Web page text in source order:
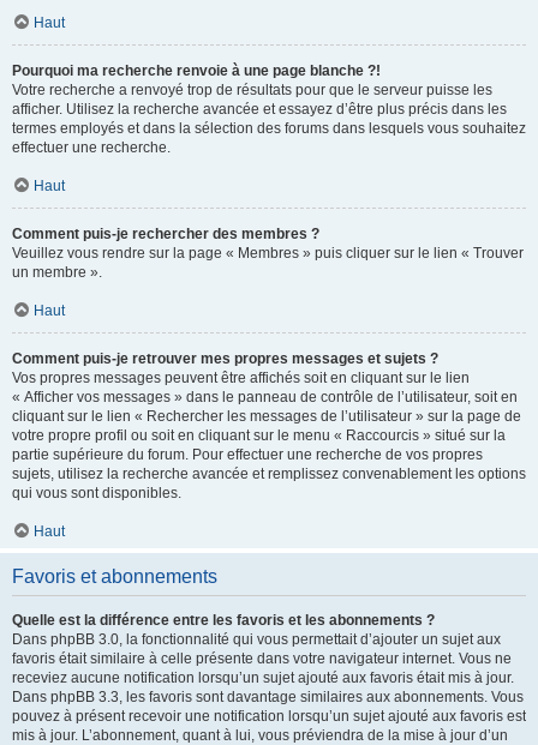
Haut
Pourquoi ma recherche renvoie à une page blanche ?!
Votre recherche a renvoyé trop de résultats pour que le serveur puisse les
afficher. Utilisez la recherche avancée et essayez d’être plus précis dans les
termes employés et dans la sélection des forums dans lesquels vous souhaitez
effectuer une recherche.
Haut
Comment puis-je rechercher des membres ?
Veuillez vous rendre sur la page « Membres » puis cliquer sur le lien « Trouver
un membre ».
Haut
Comment puis-je retrouver mes propres messages et sujets ?
Vos propres messages peuvent être affichés soit en cliquant sur le lien
« Afficher vos messages » dans le panneau de contrôle de l’utilisateur, soit en
cliquant sur le lien « Rechercher les messages de l’utilisateur » sur la page de
votre propre profil ou soit en cliquant sur le menu « Raccourcis » situé sur la
partie supérieure du forum. Pour effectuer une recherche de vos propres
sujets, utilisez la recherche avancée et remplissez convenablement les options
qui vous sont disponibles.
Haut
Favoris et abonnements
Quelle est la différence entre les favoris et les abonnements ?
Dans phpBB 3.0, la fonctionnalité qui vous permettait d’ajouter un sujet aux
favoris était similaire à celle présente dans votre navigateur internet. Vous ne
receviez aucune notification lorsqu’un sujet ajouté aux favoris était mis à jour.
Dans phpBB 3.3, les favoris sont davantage similaires aux abonnements. Vous
pouvez à présent recevoir une notification lorsqu’un sujet ajouté aux favoris est
mis à jour. L’abonnement, quant à lui, vous préviendra de la mise à jour d’un